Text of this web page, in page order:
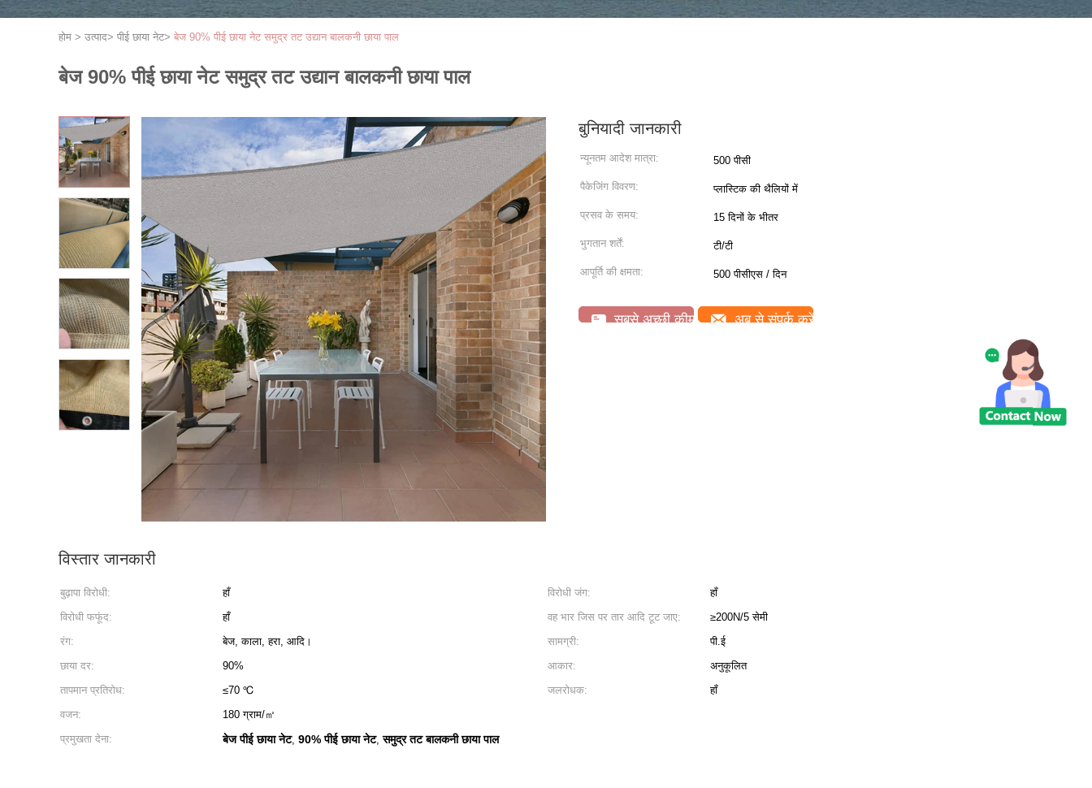
होम > उत्पाद> पीई छाया नेट> बेज 90% पीई छाया नेट समुद्र तट उद्यान बालकनी छाया पाल
बेज 90% पीई छाया नेट समुद्र तट उद्यान बालकनी छाया पाल
बुनियादी जानकारी
न्यूनतम आदेश मात्रा: 500 पीसी
पैकेजिंग विवरण: प्लास्टिक की थैलियों में
प्रसव के समय: 15 दिनों के भीतर
भुगतान शर्तें: टी/टी
आपूर्ति की क्षमता: 500 पीसीएस / दिन
सबसे अच्छी कीमत अब से संपर्क करें
विस्तार जानकारी
बुढ़ापा विरोधी: हाँ विरोधी जंग:
हाँ
विरोधी फफूंद:
हाँ वह भार जिस पर तार आदि टूट जाए:
≥200N/5 सेमी
रंग:
बेज, काला, हरा, आदि। सामग्री:
पी.ई
छाया दर:
90% आकार:
अनुकूलित
तापमान प्रतिरोध:
≤70 ℃ जलरोधक:
हाँ
वजन:
180 ग्राम/㎡
प्रमुखता देना:
बेज पीई छाया नेट, 90% पीई छाया नेट,समुद्र तट बालकनी छाया पाल